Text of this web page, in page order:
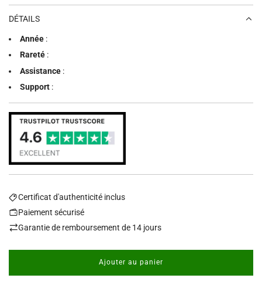
régulier
DÉTAILS
Année :
Rareté :
Assistance :
Support :
Certificat d'authenticité inclus
Paiement sécurisé
Garantie de remboursement de 14 jours
Ajouter au panier
c
h